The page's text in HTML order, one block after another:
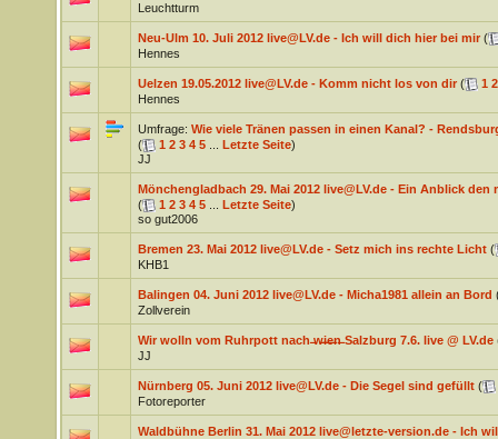
Leuchtturm
Neu-Ulm 10. Juli 2012 live@LV.de - Ich will dich hier bei mir (
Hennes
Uelzen 19.05.2012 live@LV.de - Komm nicht los von dir ( 1 2
Hennes
Umfrage: Wie viele Tränen passen in einen Kanal? -
(
1 2 3 4 5... Letzte Seite)
JJ
Mönchengladbach 29. Mai 2012 live@LV.de - Ein Anblick den
(
1 2 3 4 5... Letzte Seite)
so gut2006
Bremen 23. Mai 2012 live@LV.de - Setz mich ins rechte Licht (
KHB1
Balingen 04. Juni 2012 live@LV.de - Micha1981 allein an Bord
Zollverein
Wir wolln vom Ruhrpott nach ̶w̶̶i̶̶e̶̶n̶ Salzburg 7.6. live @ LV.de
JJ
Nürnberg 05. Juni 2012 live@LV.de - Die Segel sind gefüllt (
Fotoreporter
Waldbühne Berlin 31. Mai 2012 live@letzte-version.de - Ich